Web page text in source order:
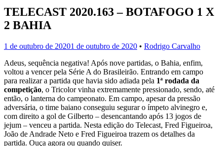
TELECAST 2020.163 – BOTAFOGO 1 X
2 BAHIA
1 de outubro de 20201 de outubro de 2020 • Rodrigo Carvalho
Adeus, sequência negativa! Após nove partidas, o Bahia, enfim,
voltou a vencer pela Série A do Brasileirão. Entrando em campo
para realizar a partida que havia sido adiada pela 1ª rodada da
competição, o Tricolor vinha extremamente pressionado, sendo, até
então, o lanterna do campeonato. Em campo, apesar da pressão
adversária, o time baiano conseguiu segurar o ímpeto alvinegro e,
com direito a gol de Gilberto – desencantando após 13 jogos de
jejum – venceu a partida. Nesta edição do Telecast, Fred Figueiroa,
João de Andrade Neto e Fred Figueiroa trazem os detalhes da
partida. Ouça agora ou quando quiser.